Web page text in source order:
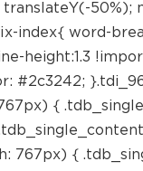
50%);
index{ word-
height:1.3
#2c3242;
{
767px) {